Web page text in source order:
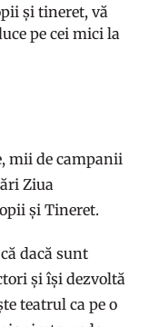
și tineret, vă
pe cei mici la
mii de campanii
Ziua
și Tineret.
dacă sunt
și își dezvoltă
teatrul ca pe o